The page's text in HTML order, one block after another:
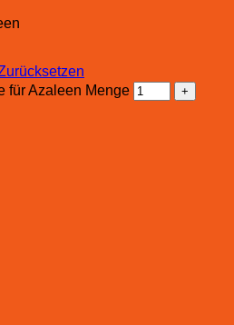
für Azaleen Menge